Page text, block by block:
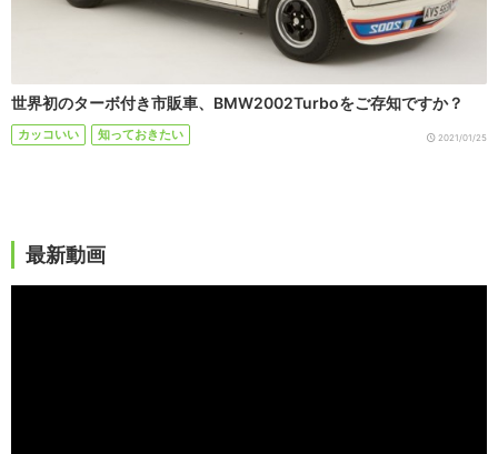
世界初のターボ付き市販車、BMW2002Turboをご存知ですか？
カッコいい 知っておきたい 2021/01/25
最新動画